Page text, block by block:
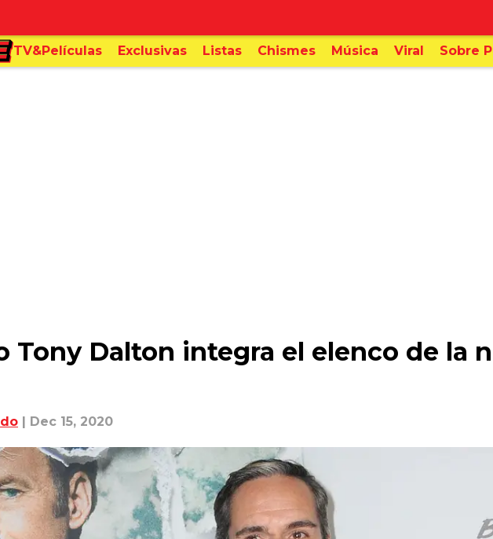
TV&Películas Exclusivas Listas Chismes Música Viral Sobre
Tony Dalton integra el elenco de la
| Dec 15, 2020